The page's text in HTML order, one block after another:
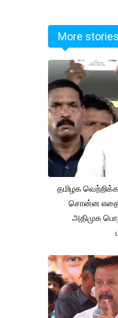
More stories
தமிழக
சொன்ன
அதிமுக